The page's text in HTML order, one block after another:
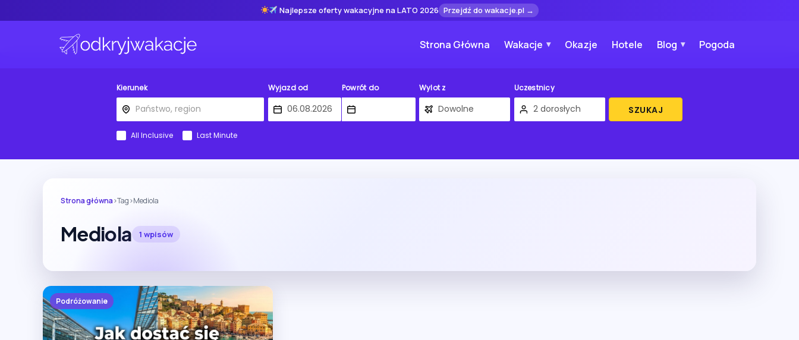
Najlepsze oferty wakacyjne na LATO 2026 Przejdź do wakacje.pl →
Strona Główna Wakacje Okazje Hotele Blog Pogoda
Kierunek Wyjazd od Powrót do Wylot z Uczestnicy
SZUKAJ
All Inclusive Last Minute
Strona główna›Tag›Mediola
Mediola 1 wpisów
Podróżowanie